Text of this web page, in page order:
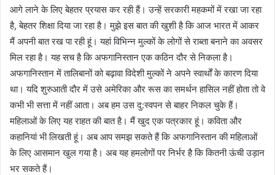
आगे लाने के लिए बेहतर प्रयास कर रही हैं। उन्हें सरकारी महकमों में रखा जा रहा
है, बेहतर शिक्षा दिया जा रहा है। मुझे इस बात की खुशी है कि आज भारत में आकर
मैं अपनी बात रख पा रही हूं। यहां विभिन्न मुल्कों के लोगों से राब्ता बनाने का अवसर
मिल रहा है। यह सच है कि अफगानिस्तान एक कठिन दौर से निकला है।
अफगानिस्तान में तालिबानों को बढ़ावा विदेशी मुल्कों ने अपने स्वार्थों के कारण दिया
था। यदि शुरुआती दौर में उसे अमेरिका और रूस का समर्थन हासिल नहीं होता तो वे
कभी भी सत्ता में नहीं आता। अब हम उस दु:स्वपन से बाहर निकल चुके हैं।
महिलाओं के लिए यह राहत की बात है। मैं खुद एक पत्रकार हूं। कविता और
कहानियां भी लिखती हूं। अब आप समझ सकते हैं कि अफगानिस्तान की महिलाओं
के लिए आसमान खुल गया है। अब यह हमलोगों पर निर्भर है कि कितनी ऊंची उड़ान
भर सकते हैं।